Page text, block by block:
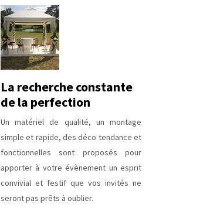
La recherche constante
de la perfection
Un matériel de qualité, un montage
simple et rapide, des déco tendance et
fonctionnelles sont proposés pour
apporter à votre évènement un esprit
convivial et festif que vos invités ne
seront pas prêts à oublier.